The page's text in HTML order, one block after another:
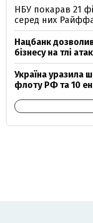
НБУ покарав 21
серед них
Нацбанк
бізнесу на тлі
Україна уразила
флоту РФ та 10